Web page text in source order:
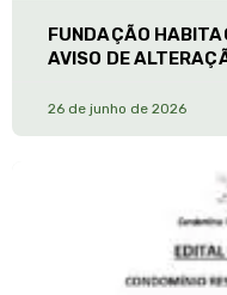
FUNDAÇÃO
AVISO DE
26 de junho de 2026